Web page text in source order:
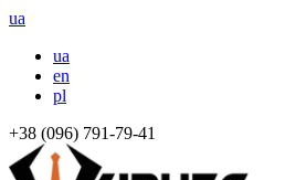
ua
ua
en
pl
+38 (096) 791-79-41